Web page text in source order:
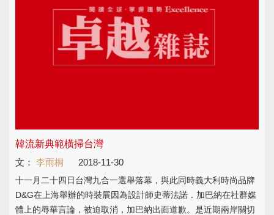
韓流新典範橫掃台灣
文： 李雨桐 2018-11-30
十一月二十四日台灣九合一選舉落幕，與此同時義大利時尚品牌
D&G在上海舉辦的時裝展因為設計師史蒂法諾．加巴納在社群媒
體上的辱華言論，被迫取消，加巴納出面道歉。是近期兩岸關切